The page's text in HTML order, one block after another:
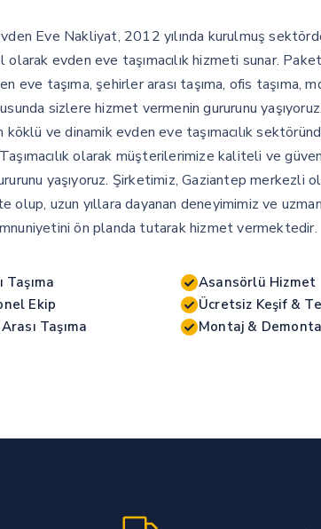
Eve Nakliyat, 2012 yılında kurulmuş
olarak evden eve taşımacılık hizmeti sunar.
eve taşıma, şehirler arası taşıma, ofis taşıma,
sizlere hizmet vermenin gururunu yaşıyoruz.
köklü ve dinamik evden eve taşımacılık
olarak müşterilerimize kaliteli ve
yaşıyoruz. Şirketimiz, Gaziantep merkezli
olup, uzun yıllara dayanan deneyimimiz ve
ön planda tutarak hizmet vermektedir.
Taşıma
Asansörlü Hizmet
Ekip
Ücretsiz Keşif &
Taşıma
Montaj &